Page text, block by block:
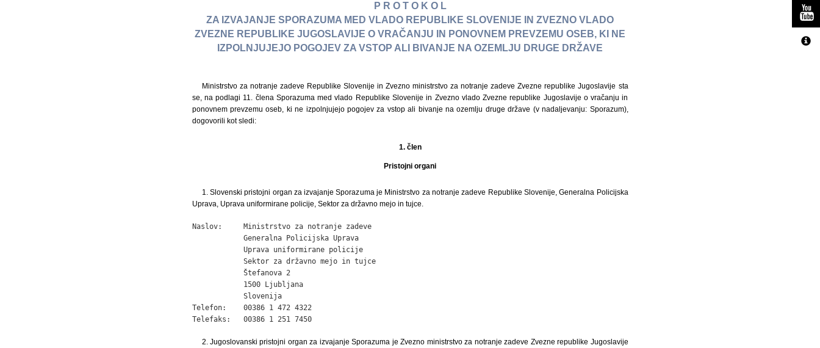
P R O T O K O L
ZA IZVAJANJE SPORAZUMA MED VLADO REPUBLIKE SLOVENIJE IN ZVEZNO VLADO
ZVEZNE REPUBLIKE JUGOSLAVIJE O VRAČANJU IN PONOVNEM PREVZEMU OSEB, KI NE
IZPOLNJUJEJO POGOJEV ZA VSTOP ALI BIVANJE NA OZEMLJU DRUGE DRŽAVE
Ministrstvo za notranje zadeve Republike Slovenije in Zvezno ministrstvo za notranje zadeve Zvezne republike Jugoslavije sta
se, na podlagi 11. člena Sporazuma med vlado Republike Slovenije in Zvezno vlado Zvezne republike Jugoslavije o vračanju in
ponovnem prevzemu oseb, ki ne izpolnjujejo pogojev za vstop ali bivanje na ozemlju druge države (v nadaljevanju: Sporazum),
dogovorili kot sledi:
1. člen
Pristojni organi
1. Slovenski pristojni organ za izvajanje Sporazuma je Ministrstvo za notranje zadeve Republike Slovenije, Generalna Policijska
Uprava, Uprava uniformirane policije, Sektor za državno mejo in tujce.
Naslov:     Ministrstvo za notranje zadeve
            Generalna Policijska Uprava
            Uprava uniformirane policije
            Sektor za državno mejo in tujce
            Štefanova 2
            1500 Ljubljana
            Slovenija
Telefon:    00386 1 472 4322
Telefaks:   00386 1 251 7450
2. Jugoslovanski pristojni organ za izvajanje Sporazuma je Zvezno ministrstvo za notranje zadeve Zvezne republike Jugoslavije